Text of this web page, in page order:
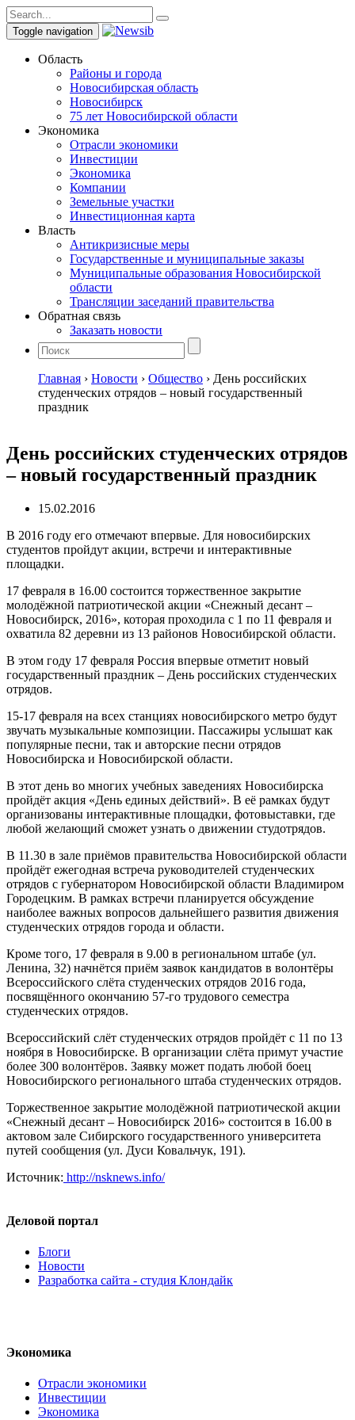
Toggle navigation
Область
Районы и города
Новосибирская область
Новосибирск
75 лет Новосибирской области
Экономика
Отрасли экономики
Инвестиции
Экономика
Компании
Земельные участки
Инвестиционная карта
Власть
Антикризисные меры
Государственные и муниципальные заказы
Муниципальные образования Новосибирской
области
Трансляции заседаний правительства
Обратная связь
Заказать новости
Главная › Новости › Общество › День российских
студенческих отрядов – новый государственный
праздник
День российских студенческих отрядов
– новый государственный праздник
15.02.2016
В 2016 году его отмечают впервые. Для новосибирских
студентов пройдут акции, встречи и интерактивные
площадки.
17 февраля в 16.00 состоится торжественное закрытие
молодёжной патриотической акции «Снежный десант –
Новосибирск, 2016», которая проходила с 1 по 11 февраля и
охватила 82 деревни из 13 районов Новосибирской области.
В этом году 17 февраля Россия впервые отметит новый
государственный праздник – День российских студенческих
отрядов.
15-17 февраля на всех станциях новосибирского метро будут
звучать музыкальные композиции. Пассажиры услышат как
популярные песни, так и авторские песни отрядов
Новосибирска и Новосибирской области.
В этот день во многих учебных заведениях Новосибирска
пройдёт акция «День единых действий». В её рамках будут
организованы интерактивные площадки, фотовыставки, где
любой желающий сможет узнать о движении студотрядов.
В 11.30 в зале приёмов правительства Новосибирской области
пройдёт ежегодная встреча руководителей студенческих
отрядов с губернатором Новосибирской области Владимиром
Городецким. В рамках встречи планируется обсуждение
наиболее важных вопросов дальнейшего развития движения
студенческих отрядов города и области.
Кроме того, 17 февраля в 9.00 в региональном штабе (ул.
Ленина, 32) начнётся приём заявок кандидатов в волонтёры
Всероссийского слёта студенческих отрядов 2016 года,
посвящённого окончанию 57-го трудового семестра
студенческих отрядов.
Всероссийский слёт студенческих отрядов пройдёт с 11 по 13
ноября в Новосибирске. В организации слёта примут участие
более 300 волонтёров. Заявку может подать любой боец
Новосибирского регионального штаба студенческих отрядов.
Торжественное закрытие молодёжной патриотической акции
«Снежный десант – Новосибирск 2016» состоится в 16.00 в
актовом зале Сибирского государственного университета
путей сообщения (ул. Дуси Ковальчук, 191).
Источник: http://nsknews.info/
Деловой портал
Блоги
Новости
Разработка сайта - студия Клондайк
Экономика
Отрасли экономики
Инвестиции
Экономика